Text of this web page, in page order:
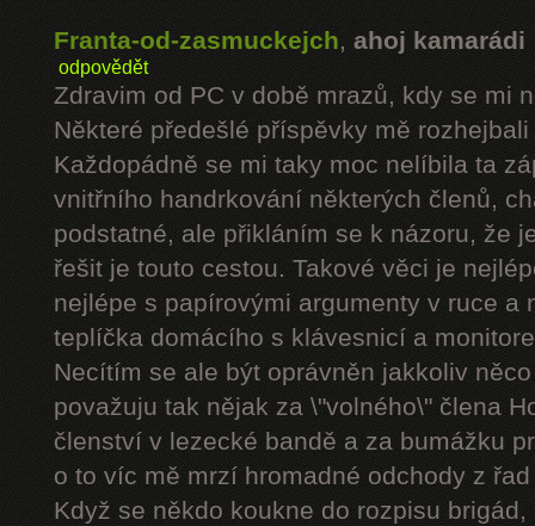
Franta-od-zasmuckejch, ahoj kamarádi
odpovědět
Zdravim od PC v době mrazů, kdy se mi
Některé předešlé příspěvky mě
Každopádně se mi taky moc nelíbila ta
vnitřního handrkování některých členů,
podstatné, ale přikláním se k názoru, že
řešit je touto cestou. Takové věci je
nejlépe s papírovými argumenty v ruce a
teplíčka domácího s klávesnicí a
Necítím se ale být oprávněn jakkoliv
považuju tak nějak za \"volného\" člena
členství v lezecké bandě a za bumážku
o to víc mě mrzí hromadné odchody z
Když se někdo koukne do rozpisu